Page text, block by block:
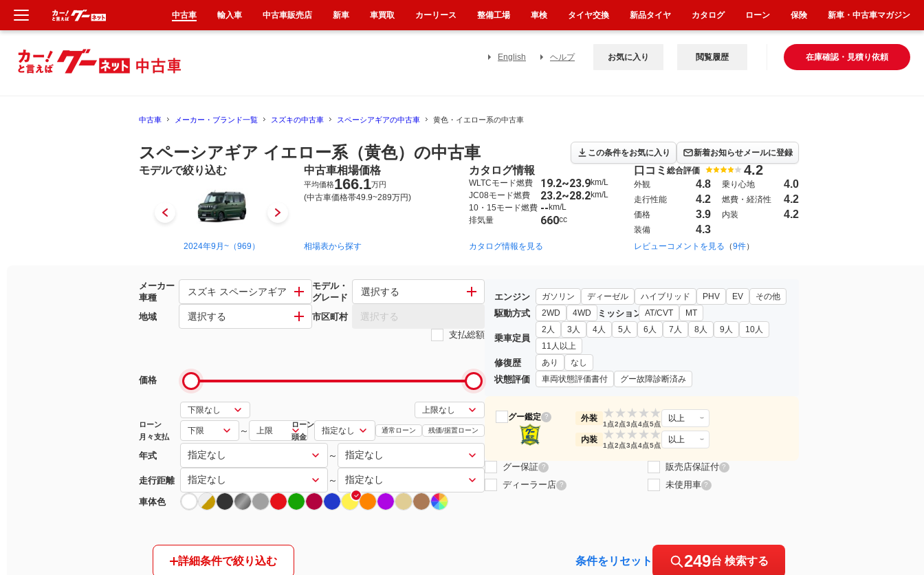
English ヘルプ 在庫確認・見積り依頼
お気に入り 閲覧履歴
中古車 メーカー・ブランド一覧 スズキの中古車 スペーシアギアの中古車 黄色・イエロー系の中古車
スペーシアギア イエロー系（黄色）の中古車 この条件をお気に入り 新着お知らせメールに登録
モデルで絞り込む
2024年9月~（969） 2018年12月~2023年11月（949） 2024年9月~（969）
中古車相場価格
平均価格166.1万円
(中古車価格帯49.9~289万円)
相場表から探す
カタログ情報
WLTCモード燃費 19.2~23.9km/L
JC08モード燃費
23.2~28.2km/L
10・15モード燃費 -- km/L
排気量
660cc
カタログ情報を見る
口コミ 総合評価 4.2
外観 4.8 乗り心地 4.0
走行性能 4.2 燃費・経済性 4.2
価格 3.9 内装 4.2
装備 4.3
レビューコメントを見る （9件）
メーカー
車種
スズキ スペーシアギア
モデル・
グレード
選択する
地域 選択する 市区町村 選択する
支払総額
価格
ローン
月々支払
～
ローン
頭金
通常ローン 残価/据置ローン
年式 ～
走行距離 ～
車体色
エンジン ガソリン ディーゼル ハイブリッド PHV EV その他
駆動方式 2WD 4WD ミッション AT/CVT MT
乗車定員
2人 3人 4人 5人 6人 7人 8人 9人
10人
11人以上
修復歴 あり なし
状態評価 車両状態評価書付 グー故障診断済み
グー鑑定 ? 外装 ★
1点
★
2点
★
3点
★
4点
★
5点
以上
内装 ★
1点
★
2点
★
3点
★
4点
★
5点
以上
グー保証 ? 販売店保証付 ?
ディーラー店 ? 未使用車 ?
詳細条件で絞り込む 条件をリセット 249台 検索する
中古車 輸入車 中古車販売店 新車 車買取 カーリース 整備工場 車検 タイヤ交換 新品タイヤ カタログ ローン 保険 新車・中古車マガジン
新車